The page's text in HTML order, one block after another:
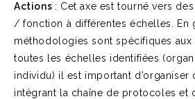
Actions : Cet axe est tourné vers
/ fonction à différentes échelles. En
méthodologies sont spécifiques aux
toutes les échelles identifiées
individu) il est important d’organiser
intégrant la chaîne de protocoles et